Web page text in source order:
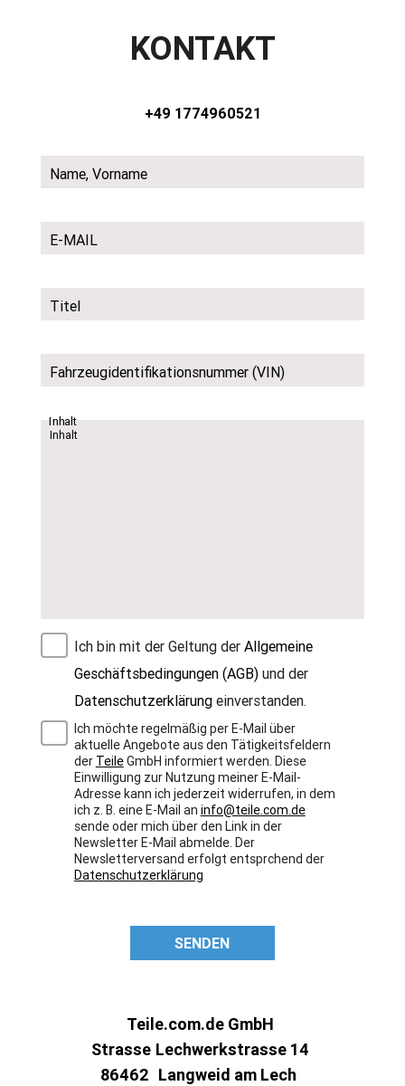
KONTAKT
+49 1774960521
Name, Vorname
E-MAIL
Titel
Fahrzeugidentifikationsnummer (VIN)
Inhalt
Ich bin mit der Geltung der Allgemeine
Geschäftsbedingungen (AGB)und der
Datenschutzerklärungeinverstanden.
Ich möchte regelmäßig per E-Mail über
aktuelle Angebote aus den Tätigkeitsfeldern
der TeileGmbH informiert werden. Diese
Einwilligung zur Nutzung meiner E-Mail-
Adresse kann ich jederzeit widerrufen, in dem
ich z. B. eine E-Mail an info@teile.com.de
sende oder mich über den Link in der
Newsletter E-Mail abmelde. Der
Newsletterversand erfolgt entsprchend der
Datenschutzerklärung
SENDEN
Teile.com.de GmbH
Strasse Lechwerkstrasse 14
86462 Langweid am Lech